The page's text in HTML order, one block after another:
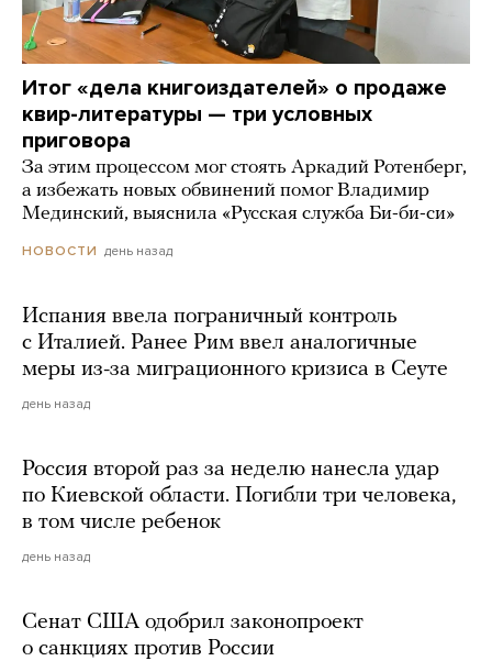
Итог «дела книгоиздателей» о продаже
квир-литературы — три условных
приговора
За этим процессом мог стоять Аркадий Ротенберг,
а избежать новых обвинений помог Владимир
Мединский, выяснила «Русская служба Би-би-си»
НОВОСТИ день назад
Испания ввела пограничный контроль
с Италией. Ранее Рим ввел аналогичные
меры из-за миграционного кризиса в Сеуте
день назад
Россия второй раз за неделю нанесла удар
по Киевской области. Погибли три человека,
в том числе ребенок
день назад
Сенат США одобрил законопроект
о санкциях против России